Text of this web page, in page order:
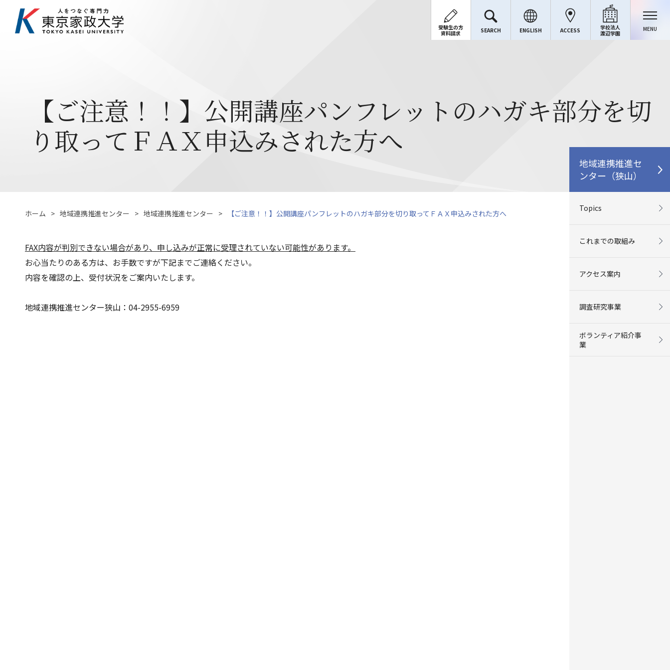
受験生の方
資料請求
SEARCH ENGLISH ACCESS
学校法人
渡辺学園
MENU
【ご注意！！】公開講座パンフレットのハガキ部分を切
り取ってＦＡＸ申込みされた方へ
ホーム 地域連携推進センター 地域連携推進センター 【ご注意！！】公開講座パンフレットのハガキ部分を切り取ってＦＡＸ申込みされた方へ
FAX内容が判別できない場合があり、申し込みが正常に受理されていない可能性があります。
お心当たりのある方は、お手数ですが下記までご連絡ください。
内容を確認の上、受付状況をご案内いたします。
地域連携推進センター狭山：04-2955-6959
地域連携推進セ
ンター（狭山）
Topics
これまでの取組み
アクセス案内
調査研究事業
ボランティア紹介事
業